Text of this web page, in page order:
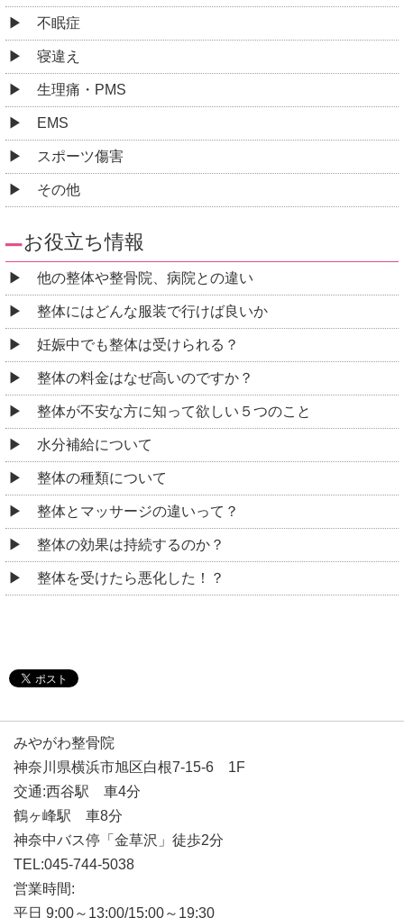
不眠症
寝違え
生理痛・PMS
EMS
スポーツ傷害
その他
お役立ち情報
他の整体や整骨院、病院との違い
整体にはどんな服装で行けば良いか
妊娠中でも整体は受けられる？
整体の料金はなぜ高いのですか？
整体が不安な方に知って欲しい５つのこと
水分補給について
整体の種類について
整体とマッサージの違いって？
整体の効果は持続するのか？
整体を受けたら悪化した！？
みやがわ整骨院
神奈川県横浜市旭区白根7-15-6 1F
交通:西谷駅 車4分
鶴ヶ峰駅 車8分
神奈中バス停「金草沢」徒歩2分
TEL:045-744-5038
営業時間:
平日 9:00～13:00/15:00～19:30